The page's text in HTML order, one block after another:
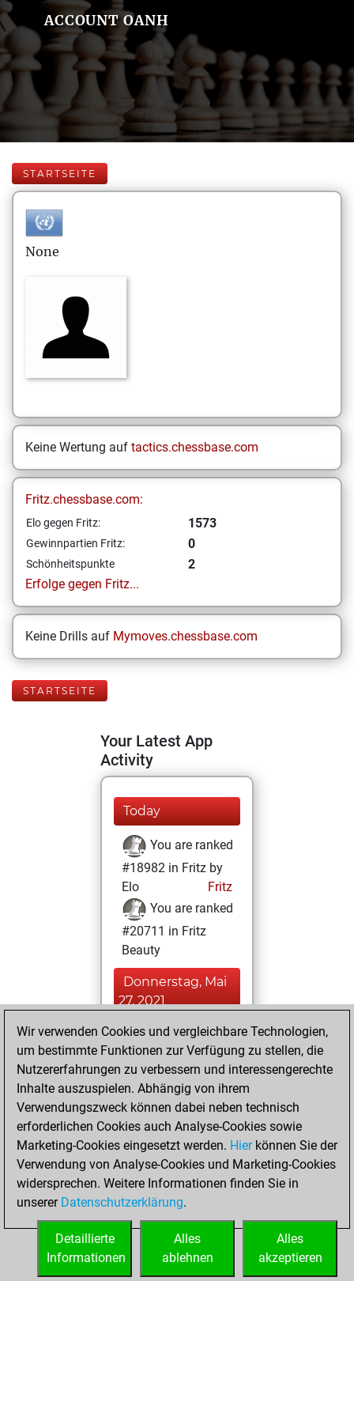
ACCOUNT OANH
STARTSEITE
None
Keine Wertung auf tactics.chessbase.com
Fritz.chessbase.com:
Elo gegen Fritz: 1573
Gewinnpartien Fritz: 0
Schönheitspunkte
2
Erfolge gegen Fritz...
Keine Drills auf Mymoves.chessbase.com
STARTSEITE
Your Latest App
Activity
Today
You are ranked
#18982 in Fritz by
Elo
Fritz
You are ranked
#20711 in Fritz
Beauty
Donnerstag, Mai
27, 2021
You achieved a
BeautyScore of 2
Fritz
achieved a new Elo
of 1573
Montag, Mai 24,
2021
You created
your Fritz account
Wir verwenden Cookies und vergleichbare Technologien,
um bestimmte Funktionen zur Verfügung zu stellen, die
Nutzererfahrungen zu verbessern und interessengerechte
Inhalte auszuspielen. Abhängig von ihrem
Verwendungszweck können dabei neben technisch
erforderlichen Cookies auch Analyse-Cookies sowie
Marketing-Cookies eingesetzt werden. Hierkönnen Sie der
Verwendung von Analyse-Cookies und Marketing-Cookies
widersprechen. Weitere Informationen finden Sie in
unserer Datenschutzerklärung.
Alles
akzeptieren
Alles
ablehnen
Detaillierte
Informationen